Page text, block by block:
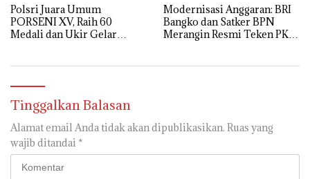
Polsri Juara Umum
PORSENI XV, Raih 60
Medali dan Ukir Gelar
Modernisasi Anggaran: BRI
Bangko dan Satker BPN
Merangin Resmi Teken PKS
Tinggalkan Balasan
Alamat email Anda tidak akan dipublikasikan. Ruas yang
wajib ditandai *